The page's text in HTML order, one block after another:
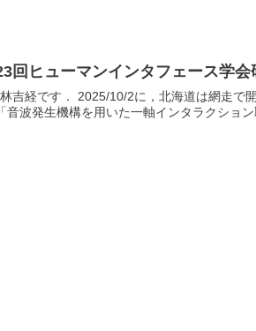
回ヒューマンインタフェース学
吉経です． 2025/10/2に，北海道は網走で
音波発生機構を用いた一軸インタラクショ